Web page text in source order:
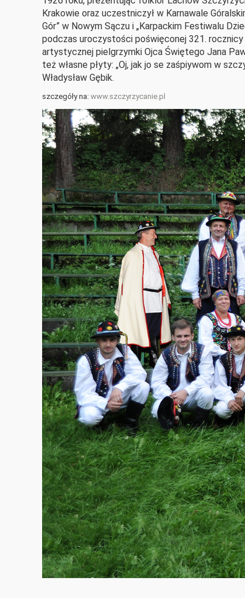
Krakowie oraz uczestniczył w Karnawale
Gór” w Nowym Sączu i „Karpackim Festiwalu
podczas uroczystości poświęconej 321. rocznicy
artystycznej pielgrzymki Ojca Świętego Jana
też własne płyty: „Oj, jak jo se zaśpiywom w
Władysław Gębik.
szczegóły na: www.szczyrzycanie.pl